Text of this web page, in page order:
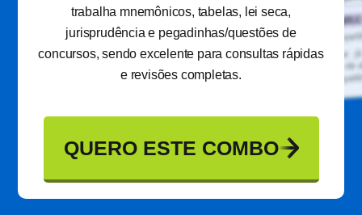
trabalha mnemônicos, tabelas, lei seca,
jurisprudência e pegadinhas/questões de
concursos, sendo excelente para consultas rápidas
e revisões completas.
QUERO ESTE COMBO